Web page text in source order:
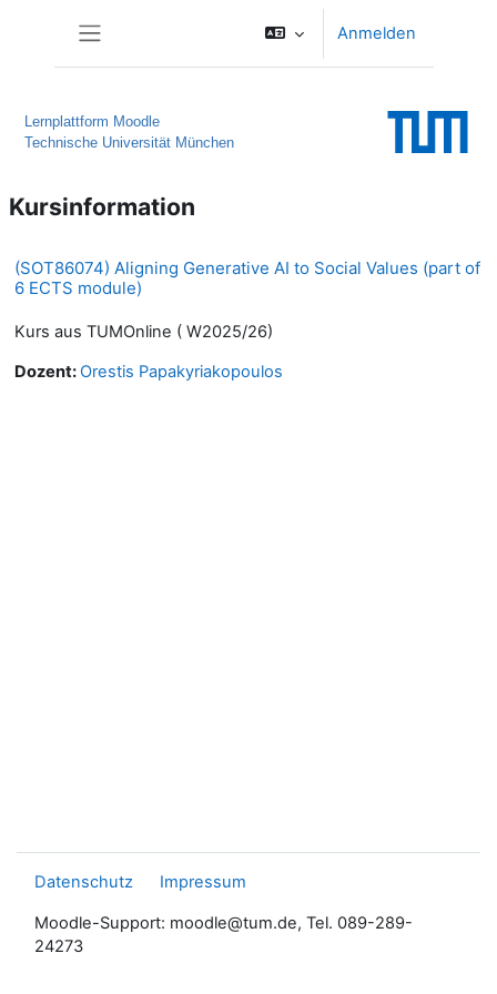
Anmelden
Lernplattform Moodle
Technische Universität München
Kursinformation
(SOT86074) Aligning Generative AI to Social Values (part of
6 ECTS module)
Kurs aus TUMOnline ( W2025/26)
Dozent:Orestis Papakyriakopoulos
Datenschutz Impressum
Moodle-Support: moodle@tum.de, Tel. 089-289-
24273